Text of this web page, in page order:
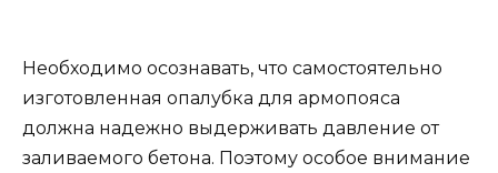
Необходимо осознавать, что самостоятельно
изготовленная опалубка для армопояса
должна надежно выдерживать давление от
заливаемого бетона. Поэтому особое внимание